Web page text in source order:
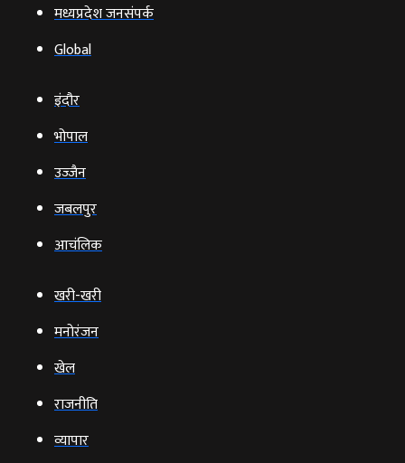
मध्यप्रदेश जनसंपर्क
Global
इंदौर
भोपाल
उज्‍जैन
जबलपुर
आचंलिक
खरी-खरी
मनोरंजन
खेल
राजनीति
व्‍यापार